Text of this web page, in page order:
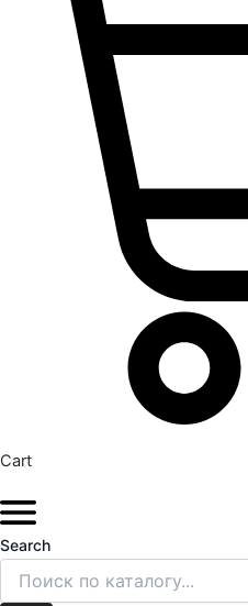
Cart
Search